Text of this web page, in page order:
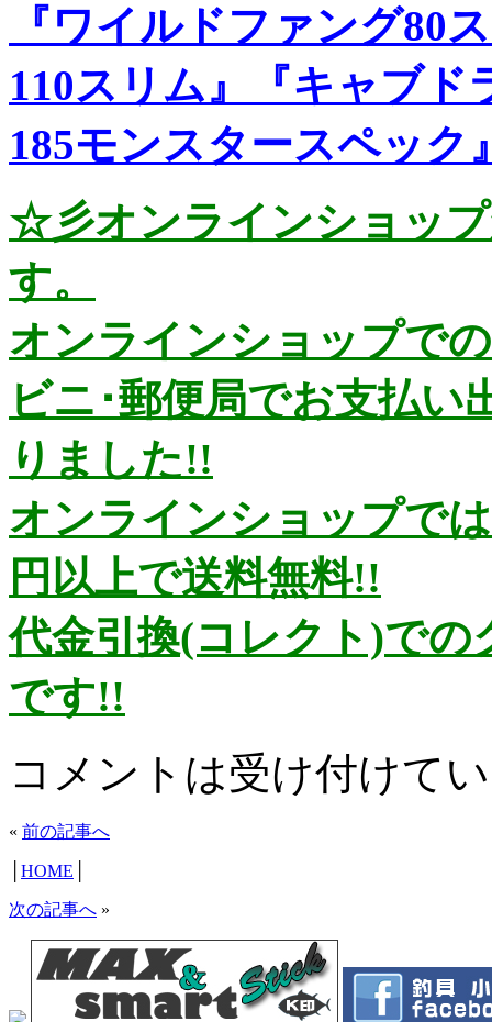
『ワイルドファング80
110スリム』『キャブド
185モンスタースペック
☆彡オンラインショッ
す。
オンラインショップで
ビニ･郵便局でお支払い
りました!!
オンラインショップで
円以上で送料無料!!
代金引換(コレクト)で
です!!
コメントは受け付けて
« 前の記事へ
HOME
次の記事へ »